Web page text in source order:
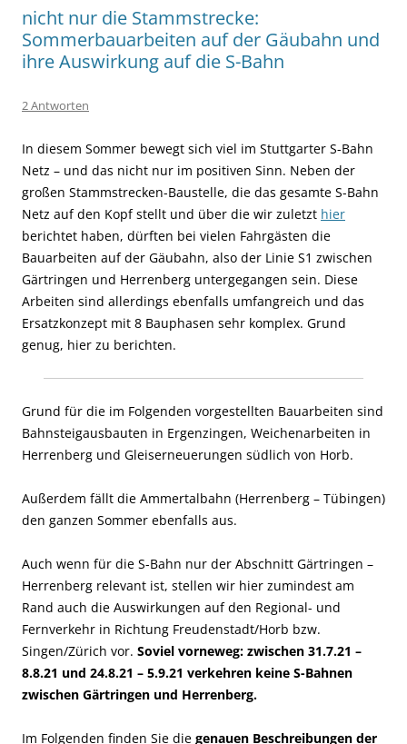
nicht nur die Stammstrecke:
Sommerbauarbeiten auf der Gäubahn und
ihre Auswirkung auf die S-Bahn
2 Antworten
In diesem Sommer bewegt sich viel im Stuttgarter S-Bahn
Netz – und das nicht nur im positiven Sinn. Neben der
großen Stammstrecken-Baustelle, die das gesamte S-Bahn
Netz auf den Kopf stellt und über die wir zuletzt hier
berichtet haben, dürften bei vielen Fahrgästen die
Bauarbeiten auf der Gäubahn, also der Linie S1 zwischen
Gärtringen und Herrenberg untergegangen sein. Diese
Arbeiten sind allerdings ebenfalls umfangreich und das
Ersatzkonzept mit 8 Bauphasen sehr komplex. Grund
genug, hier zu berichten.
Grund für die im Folgenden vorgestellten Bauarbeiten sind
Bahnsteigausbauten in Ergenzingen, Weichenarbeiten in
Herrenberg und Gleiserneuerungen südlich von Horb.
Außerdem fällt die Ammertalbahn (Herrenberg – Tübingen)
den ganzen Sommer ebenfalls aus.
Auch wenn für die S-Bahn nur der Abschnitt Gärtringen –
Herrenberg relevant ist, stellen wir hier zumindest am
Rand auch die Auswirkungen auf den Regional- und
Fernverkehr in Richtung Freudenstadt/Horb bzw.
Singen/Zürich vor. Soviel vorneweg: zwischen 31.7.21 –
8.8.21 und 24.8.21 – 5.9.21 verkehren keine S-Bahnen
zwischen Gärtringen und Herrenberg.
Im Folgenden finden Sie die genauen Beschreibungen der